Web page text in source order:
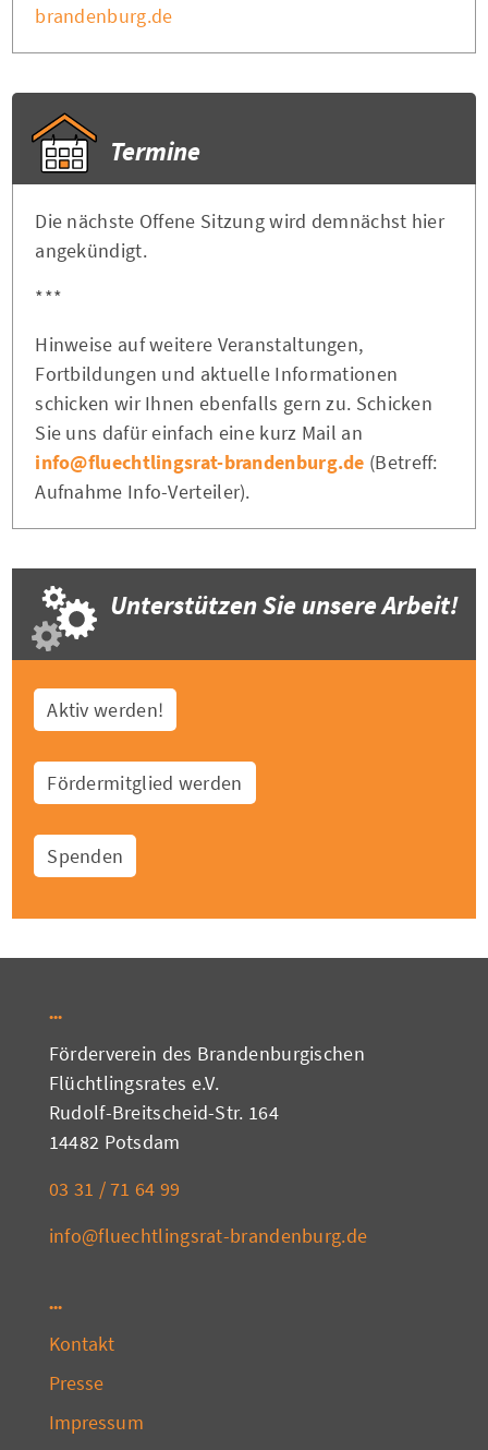
brandenburg.de
Termine
Die nächste Offene Sitzung wird demnächst hier
angekündigt.
***
Hinweise auf weitere Veranstaltungen,
Fortbildungen und aktuelle Informationen
schicken wir Ihnen ebenfalls gern zu. Schicken
Sie uns dafür einfach eine kurz Mail an
info@fluechtlingsrat-brandenburg.de (Betreff:
Aufnahme Info-Verteiler).
Unterstützen Sie unsere Arbeit!
Aktiv werden!
Fördermitglied werden
Spenden
Förderverein des Brandenburgischen
Flüchtlingsrates e.V.
Rudolf-Breitscheid-Str. 164
14482 Potsdam
03 31 / 71 64 99
info@fluechtlingsrat-brandenburg.de
Kontakt
Presse
Impressum